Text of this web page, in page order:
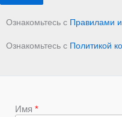
Ознакомьтесь с Правилами
Ознакомьтесь с Политикой
Имя